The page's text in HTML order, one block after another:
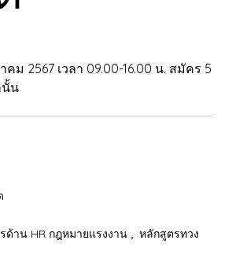
ม 2567 เวลา 09.00-16.00 น. สมัคร 5
นั้น
ด้าน HR กฎหมายแรงงาน , หลักสูตรทวง